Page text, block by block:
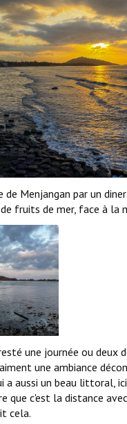
Menjangan par un
fruits de mer, face à la
une journée ou deux
une ambiance
a aussi un beau littoral,
que c'est la distance
cela.